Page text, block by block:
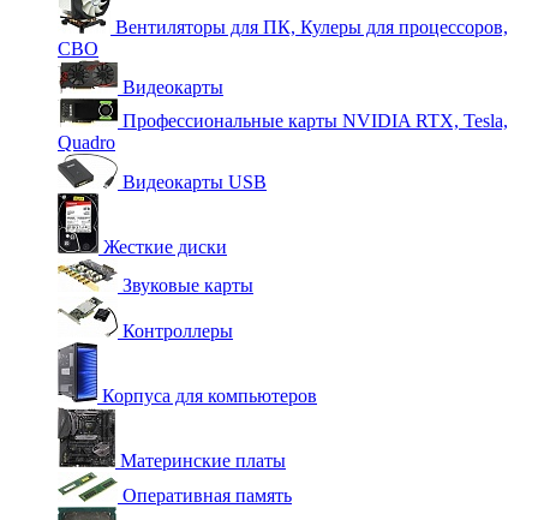
Вентиляторы для ПК, Кулеры для процессоров,
СВО
Видеокарты
Профессиональные карты NVIDIA RTX, Tesla,
Quadro
Видеокарты USB
Жесткие диски
Звуковые карты
Контроллеры
Корпуса для компьютеров
Материнские платы
Оперативная память